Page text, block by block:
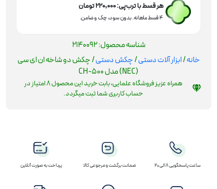
هر قسط با ترب‌پی:220,000تومان
۴ قسط ماهانه. بدون سود، چک و ضامن.
شناسه محصول:2140092
خانه/ابزار آلات دستی/چکش دستی/ چکش دو شاخه ان ای سی
(NEC) مدل CH-500
همراه عزیز فروشگاه علمایی، بابت خرید این محصول8امتیاز در
حساب کاربری شما ثبت میگردد.
ساعت پاسخگویی 8 الی 20 ضمانت برگشت و مرجوعی کالا پرداخت به صورت آنلاین